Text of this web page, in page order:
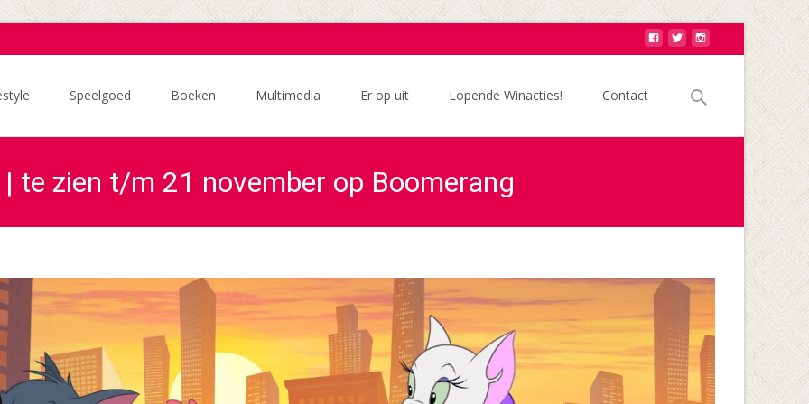
Speelgoed Boeken Multimedia Er op uit Lopende Winacties! Contact
Zoek
naar:
te zien t/m 21 november op Boomerang